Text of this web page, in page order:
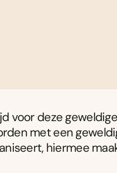
voor deze
met een
hiermee